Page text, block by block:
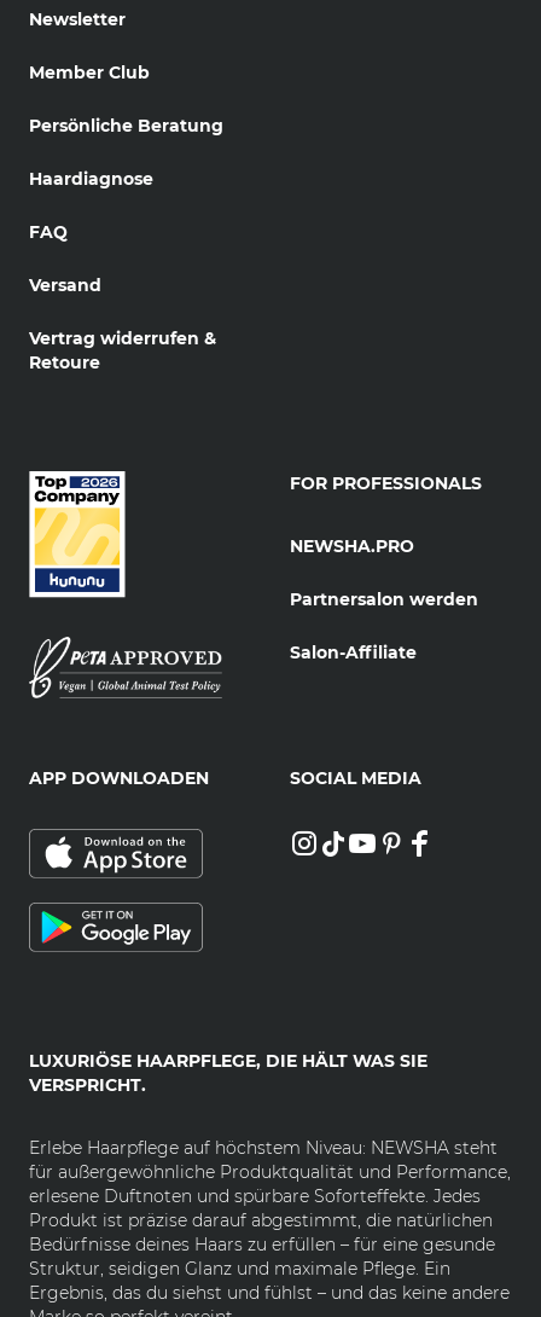
Newsletter
Member Club
Persönliche Beratung
Haardiagnose
FAQ
Versand
Vertrag widerrufen &
Retoure
LUXURIÖSE HAARPFLEGE, DIE HÄLT WAS SIE
VERSPRICHT.
Erlebe Haarpflege auf höchstem Niveau: NEWSHA steht
für außergewöhnliche Produktqualität und Performance,
erlesene Duftnoten und spürbare Soforteffekte. Jedes
Produkt ist präzise darauf abgestimmt, die natürlichen
Bedürfnisse deines Haars zu erfüllen – für eine gesunde
Struktur, seidigen Glanz und maximale Pflege. Ein
Ergebnis, das du siehst und fühlst – und das keine andere
FOR PROFESSIONALS
NEWSHA.PRO
Partnersalon werden
Salon-Affiliate
APP DOWNLOADEN SOCIAL MEDIA